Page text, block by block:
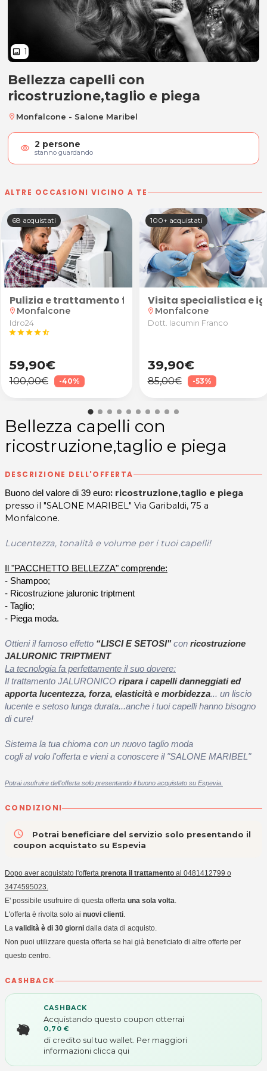
image 1
Bellezza capelli con
Bellezza capelli con
ricostruzione,taglio e piega
location_on Monfalcone - Salone Maribel
visibility 2 persone
stanno guardando
ALTRE OCCASIONI VICINO A TE
spagnolo, latino o greco per ragazzi delle
Caldaia
68 acquistati
Pulizia e trattamento filtri climatizzatore con
location_on Monfalcone
Idro24
starstarstarstarstar_half
59,90€
100,00€ -40%
100+ acquistati
Visita specialistica e
location_on Monfalcone
Dott. Iacumin Franco
39,90€
85,00€ -53%
Bellezza capelli con
ricostruzione,taglio e piega
DESCRIZIONE DELL'OFFERTA
Buono del valore di 39 euro: ricostruzione,taglio e piega
presso il "SALONE MARIBEL" Via Garibaldi, 75 a
Monfalcone.
Lucentezza, tonalità e volume per i tuoi capelli!
Il "PACCHETTO BELLEZZA" comprende:
- Shampoo;
- Ricostruzione jaluronic triptment
- Taglio;
- Piega moda.
Ottieni il famoso effetto “LISCI E SETOSI"con ricostruzione
JALURONIC TRIPTMENT
La tecnologia fa perfettamente il suo dovere:
Il trattamento JALURONICO ripara i capelli danneggiati ed
apporta lucentezza, forza, elasticità e morbidezza... un liscio
lucente e setoso lunga durata...anche i tuoi capelli hanno bisogno
di cure!
Sistema la tua chioma con un nuovo taglio moda
cogli al volo l'offerta e vieni a conoscere il "SALONE MARIBEL"
Potrai usufruire dell'offerta solo presentando il buono acquistato su Espevia.
CONDIZIONI
access_time
Potrai beneficiare del servizio solo presentando il
coupon acquistato su Espevia
Dopo aver acquistato l'offerta prenota il trattamento al 0481412799 o
3474595023.
E' possibile usufruire di questa offerta una sola volta.
L'offerta è rivolta solo ai nuovi clienti.
La validità è di 30 giorni dalla data di acquisto.
Non puoi utilizzare questa offerta se hai già beneficiato di altre offerte per
questo centro.
CASHBACK
CASHBACK
Acquistando questo coupon otterrai
0,70 €
di credito sul tuo wallet. Per maggiori
informazioni clicca qui